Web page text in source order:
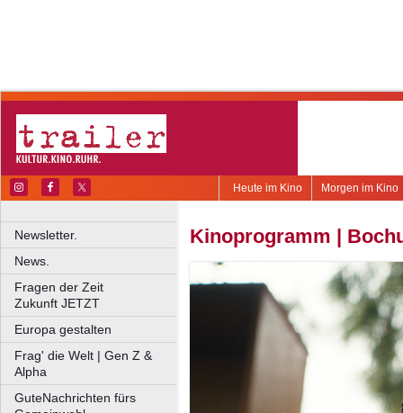
Morgen im Kino
Heute im Kino
Newsletter.
News.
Fragen der Zeit
Zukunft JETZT
Europa gestalten
Frag' die Welt | Gen Z &
Alpha
GuteNachrichten fürs
Kinoprogramm |